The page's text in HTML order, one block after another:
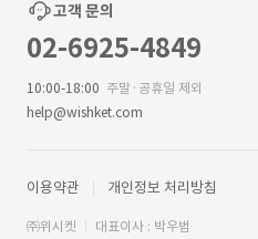
고객 문의
02-6925-4849
10:00-18:00 주말·공휴일 제외
help@wishket.com
이용약관 개인정보 처리방침
㈜위시켓
대표이사 : 박우범